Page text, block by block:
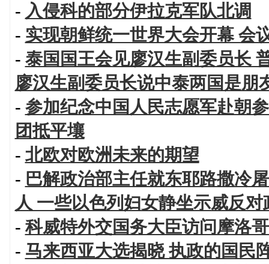
- 入侵科的部分伊拉克军队北调
- 实现朝鲜统一世界大会开幕 会
- 泰国国王会见廖汉生副委员长
廖汉生副委员长说中泰两国是朋
- 参加纪念中国人民志愿军赴朝
团抵平壤
- 北欧对欧洲未来的期望
- 巴解政治部主任就东耶路撒冷
人 一些以色列妇女静坐示威反对
- 科威特外交国务大臣访问摩洛
- 马来西亚大选揭晓 执政的国民